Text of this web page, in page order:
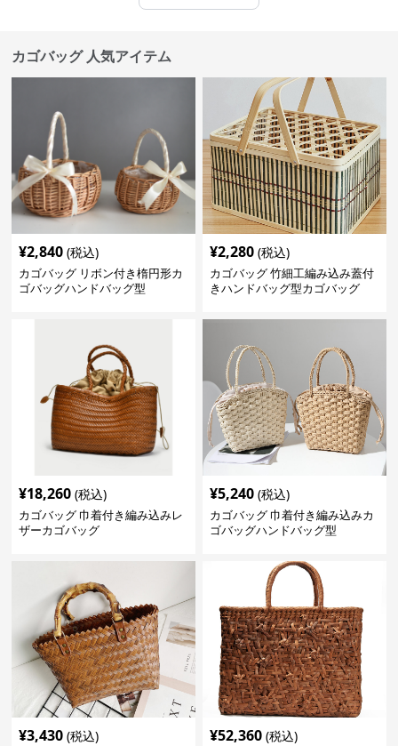
カゴバッグ 人気アイテム
¥2,840 (税込)
カゴバッグ リボン付き楕円形カ
ゴバッグハンドバッグ型
¥2,280 (税込)
カゴバッグ 竹細工編み込み蓋付
きハンドバッグ型カゴバッグ
¥18,260 (税込)
カゴバッグ 巾着付き編み込みレ
ザーカゴバッグ
¥5,240 (税込)
カゴバッグ 巾着付き編み込みカ
ゴバッグハンドバッグ型
¥3,430 (税込) ¥52,360 (税込)